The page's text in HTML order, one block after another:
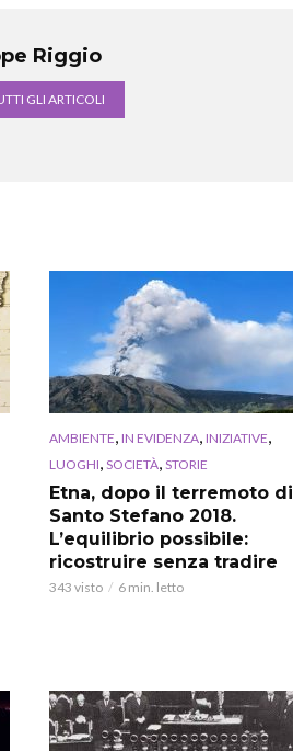
Riggio
GLI ARTICOLI
AMBIENTE, IN EVIDENZA, INIZIATIVE,
LUOGHI, SOCIETÀ, STORIE
Etna, dopo il terremoto di
Santo Stefano 2018.
L’equilibrio possibile:
ricostruire senza tradire
343 visto 6 min. letto